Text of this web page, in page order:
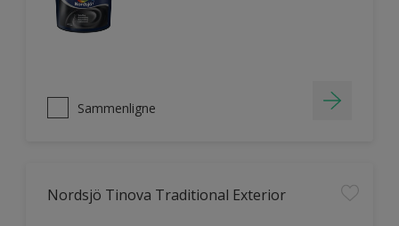
Sammenligne
Nordsjö Tinova Traditional Exterior